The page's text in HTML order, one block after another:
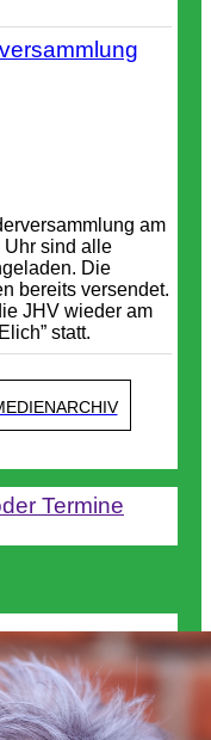
am
Uhr sind alle
Die
bereits versendet.
JHV wieder am
statt.
Termine